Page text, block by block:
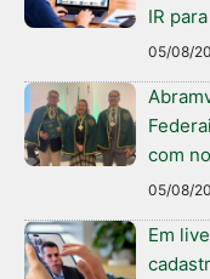
IR
05/08/
com
05/08/
Em